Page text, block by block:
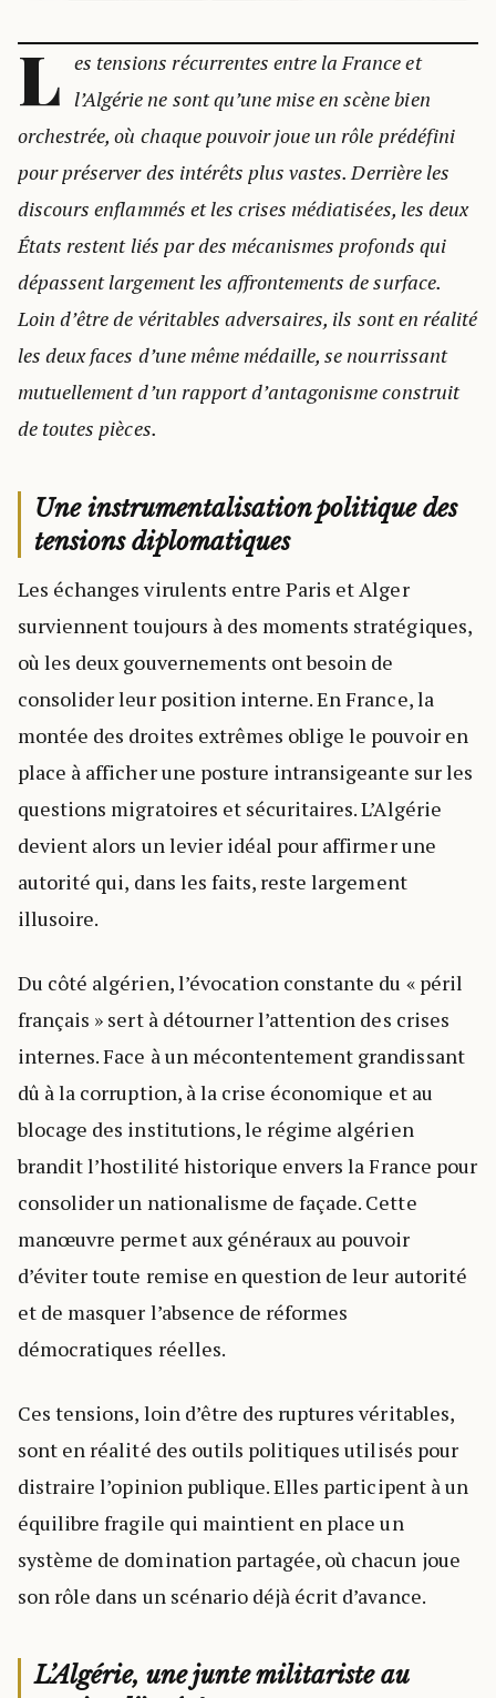
L es tensions récurrentes entre la France et
l’Algérie ne sont qu’une mise en scène bien
orchestrée, où chaque pouvoir joue un rôle prédéfini
pour préserver des intérêts plus vastes. Derrière les
discours enflammés et les crises médiatisées, les deux
États restent liés par des mécanismes profonds qui
dépassent largement les affrontements de surface.
Loin d’être de véritables adversaires, ils sont en réalité
les deux faces d’une même médaille, se nourrissant
mutuellement d’un rapport d’antagonisme construit
de toutes pièces.
Une instrumentalisation politique des
tensions diplomatiques
Les échanges virulents entre Paris et Alger
surviennent toujours à des moments stratégiques,
où les deux gouvernements ont besoin de
consolider leur position interne. En France, la
montée des droites extrêmes oblige le pouvoir en
place à afficher une posture intransigeante sur les
questions migratoires et sécuritaires. L’Algérie
devient alors un levier idéal pour affirmer une
autorité qui, dans les faits, reste largement
illusoire.
Du côté algérien, l’évocation constante du « péril
français » sert à détourner l’attention des crises
internes. Face à un mécontentement grandissant
dû à la corruption, à la crise économique et au
blocage des institutions, le régime algérien
brandit l’hostilité historique envers la France pour
consolider un nationalisme de façade. Cette
manœuvre permet aux généraux au pouvoir
d’éviter toute remise en question de leur autorité
et de masquer l’absence de réformes
démocratiques réelles.
Ces tensions, loin d’être des ruptures véritables,
sont en réalité des outils politiques utilisés pour
distraire l’opinion publique. Elles participent à un
équilibre fragile qui maintient en place un
système de domination partagée, où chacun joue
son rôle dans un scénario déjà écrit d’avance.
L’Algérie, une junte militariste au